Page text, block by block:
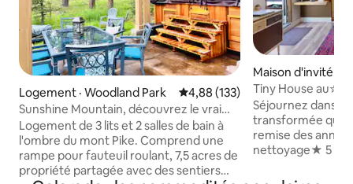
Logement · Woodland Park Note moyenne de 4,88 sur 5,
4,88 (133)
Sunshine Mountain, découvrez le vrai
Colorado !
Logement de 3 lits et 2 salles de bain à
l'ombre du mont Pike. Comprend une
rampe pour fauteuil roulant, 7,5 acres de
propriété partagée avec des sentiers
Maison d'invité ·
Springs
Tiny House au✮
brasero,
Séjournez dans
transformée qui
remise des années 1900.
nettoyage★ 5
★4 pâtés de